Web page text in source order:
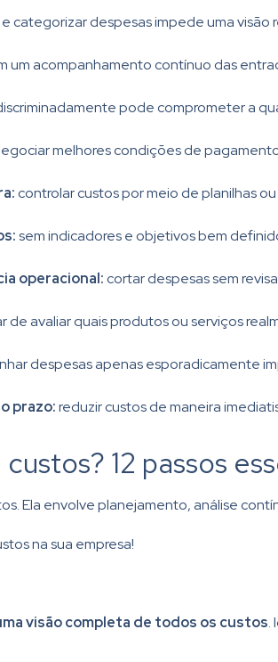
categorizar despesas impede uma
um acompanhamento contínuo das
pode comprometer a
melhores condições de
controlar custos por meio de planilhas
sem indicadores e objetivos bem
operacional: cortar despesas sem
de avaliar quais produtos ou serviços
despesas apenas esporadicamente
prazo:reduzir custos de maneira
12 passos
Ela envolve planejamento, análise
na sua empresa!
visão completa de todos os custos.